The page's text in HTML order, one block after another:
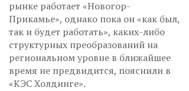
рынке работает «Новогор-
Прикамье», однако пока он «как был,
так и будет работать», каких-либо
структурных преобразований на
региональном уровне в ближайшее
время не предвидится, пояснили в
«КЭС Холдинге».